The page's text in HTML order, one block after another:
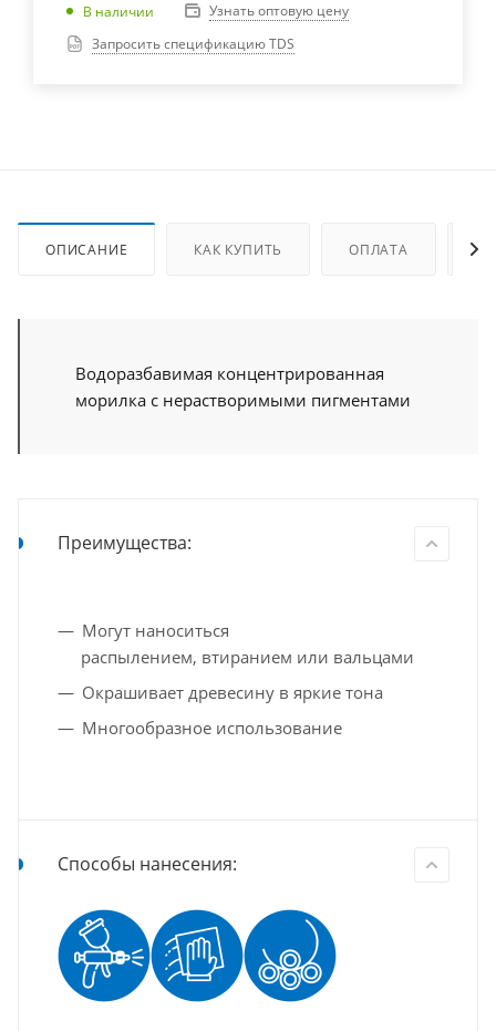
В наличии
Узнать оптовую цену
Запросить спецификацию TDS
ОПИСАНИЕ КАК КУПИТЬ ОПЛАТА
Водоразбавимая концентрированная
морилка с нерастворимыми пигментами
Преимущества:
Могут наноситься
распылением, втиранием или вальцами
Окрашивает древесину в яркие тона
Многообразное использование
Способы нанесения: